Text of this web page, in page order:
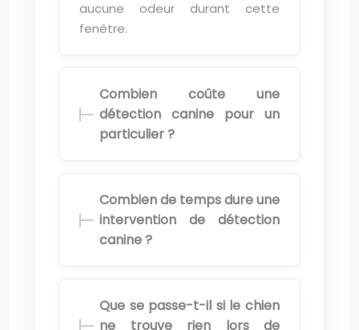
aucune odeur durant cette
fenêtre.
Combien coûte une
détection canine pour un
particulier ?
Combien de temps dure une
intervention de détection
canine ?
Que se passe-t-il si le chien
ne trouve rien lors de